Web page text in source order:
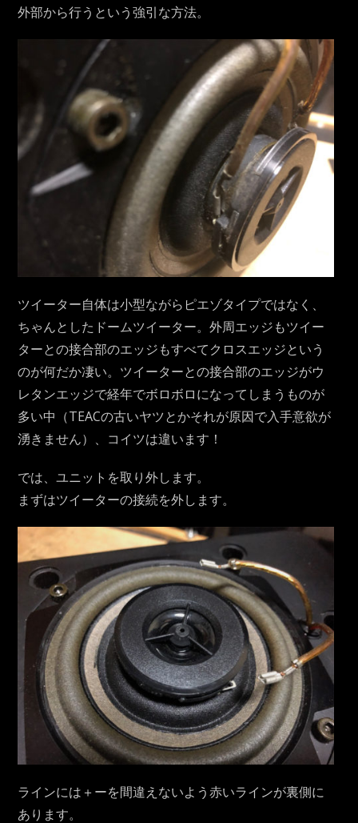
外部から行うという強引な方法。
ツイーター自体は小型ながらピエゾタイプではなく、
ちゃんとしたドームツイーター。外周エッジもツイー
ターとの接合部のエッジもすべてクロスエッジという
のが何だか凄い。ツイーターとの接合部のエッジがウ
レタンエッジで経年でボロボロになってしまうものが
多い中（TEACの古いヤツとかそれが原因で入手意欲が
湧きません）、コイツは違います！
では、ユニットを取り外します。
まずはツイーターの接続を外します。
ラインには＋ーを間違えないよう赤いラインが裏側に
あります。